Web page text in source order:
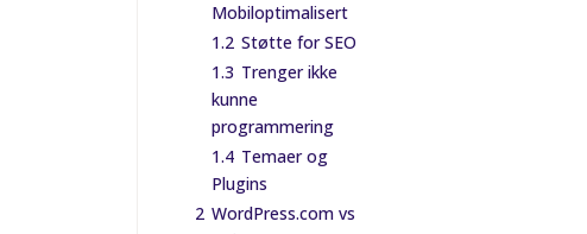
Mobiloptimalisert
1.2 Støtte for SEO
1.3 Trenger ikke
kunne
programmering
1.4 Temaer og
Plugins
2 WordPress.com vs